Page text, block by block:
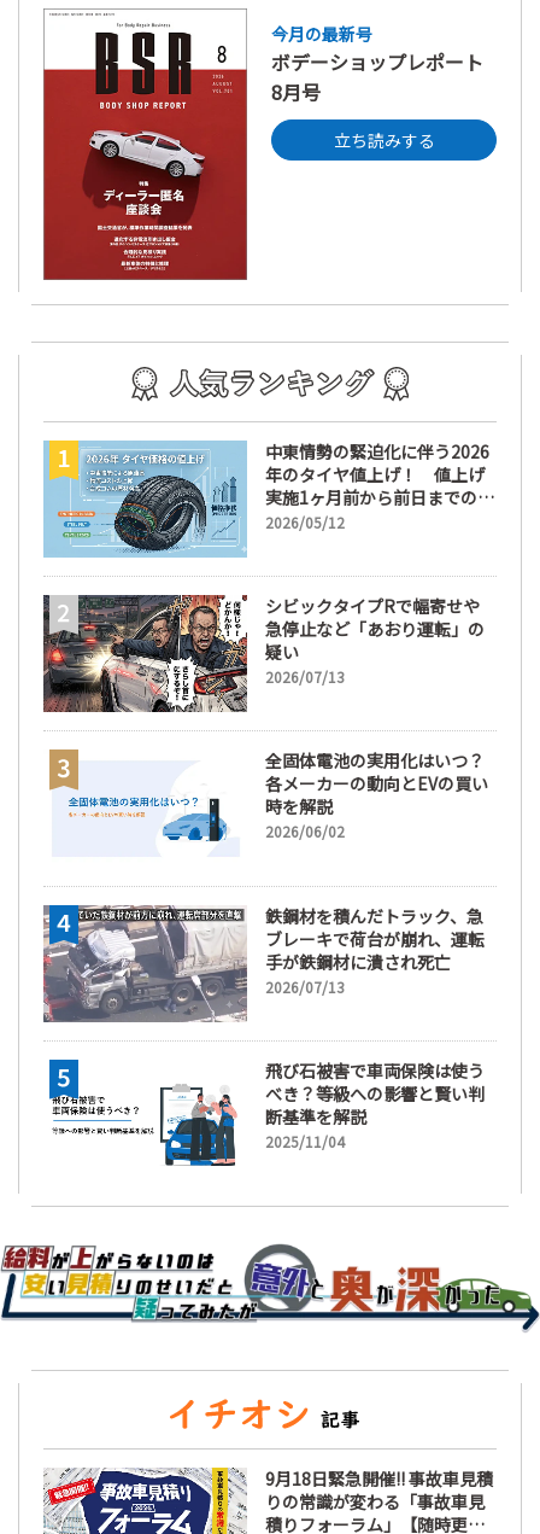
今月の最新号
ボデーショップレポート
8月号
立ち読みする
中東情勢の緊迫化に伴う2026
年のタイヤ値上げ！ 値上げ
実施1ヶ月前から前日までの期
間が販売において極めて重要
2026/05/12
シビックタイプRで幅寄せや
急停止など「あおり運転」の
疑い
2026/07/13
全固体電池の実用化はいつ？
各メーカーの動向とEVの買い
時を解説
2026/06/02
鉄鋼材を積んだトラック、急
ブレーキで荷台が崩れ、運転
手が鉄鋼材に潰され死亡
2026/07/13
飛び石被害で車両保険は使う
べき？等級への影響と賢い判
断基準を解説
2025/11/04
9月18日緊急開催!! 事故車見積
りの常識が変わる「事故車見
積りフォーラム」【随時更